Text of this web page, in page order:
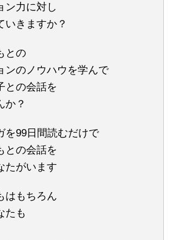
ン力に対し
いきますか？
との
ンのノウハウを学んで
との会話を
か？
を99日間読むだけで
との会話を
たがいます
はもちろん
たも